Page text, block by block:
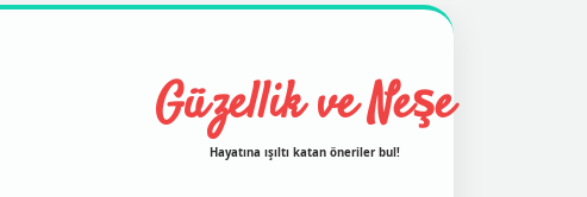
Güzellik ve Neşe
Hayatına ışıltı katan öneriler bul!